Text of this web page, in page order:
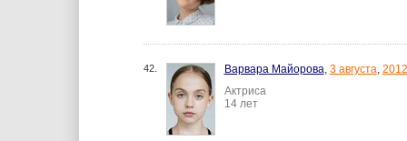
42. Варвара Майорова, 3 августа, 2012
Актриса
14 лет